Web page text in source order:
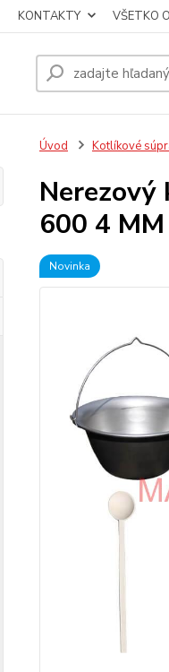
KONTAKTY VŠETKO
Úvod Kotlíkové
600 4 MM
Novinka